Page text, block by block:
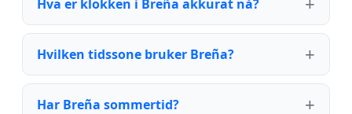
Hva er klokken i Breña akkurat nå?
Hvilken tidssone bruker Breña?
Har Breña sommertid?